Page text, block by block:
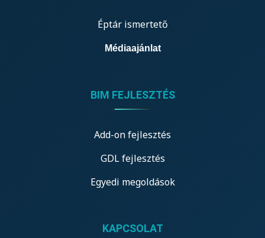
Éptár ismertető
Médiaajánlat
BIM FEJLESZTÉS
Add-on fejlesztés
GDL fejlesztés
Egyedi megoldások
KAPCSOLAT